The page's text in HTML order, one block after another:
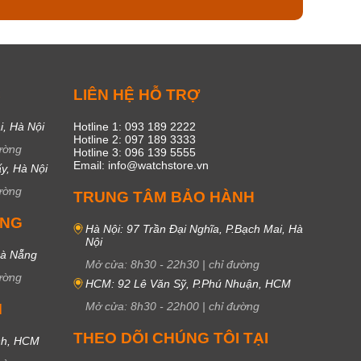
Hà Nội
Hà Nội
Nẵng
HCM
LIÊN HỆ HỖ TRỢ
Hotline 1: 093 189 2222
Hotline 2: 097 189 3333
Hotline 3: 096 139 5555
Email: info@watchstore.vn
TRUNG TÂM BẢO HÀNH
Hà Nội: 97 Trần Đại Nghĩa, P.Bạch Mai, Hà
Nội
Mở cửa: 8h30 - 22h30 | chỉ đường
HCM: 92 Lê Văn Sỹ, P.Phú Nhuận, HCM
Mở cửa: 8h30 - 22h00 | chỉ đường
THEO DÕI CHÚNG TÔI TẠI